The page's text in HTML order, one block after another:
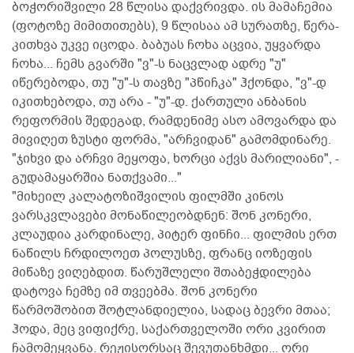
ბოჭორიშვილი 28 წლისა დაქვრივდა. ის მამაჩემია
(ფოტოზე მიმითითებს), 9 წლისაა ამ სურათზე, წერა-
კითხვა უკვე იცოდა. ბაბუას ჩოხა აცვია, უყვარდა
ჩოხა... ჩემს გვარში "ვ"-ს ნაცვლად ადრე "უ"
იწერებოდა, თუ "უ"-ს თავზე "პწიჩკა" ჰქონდა, "ვ"-დ
იკითხებოდა, თუ არა - "უ"-დ. ქართული ანბანის
რეფორმის შედეგად, რამდენიმე ასო ამოვარდა და
მივიღეთ ზუსტი ფორმა, "არჩვიდან" გამომდინარე.
"ჯიხვი და არჩვი მეყოფა, ხორცი აქვს მარილიანი", -
გუდამაყარშია ნათქვამი..."
"მიხეილ კალატოზიშვილის ფილმში კინოს
ვარსკვლავები მონაწილეობდნენ: შონ კონერი,
კლაუდია კარდინალე, პიტერ ფინჩი... ფილმის ერთ
ნაწილს ჩრდილოეთ პოლუსზე, ფრანც იოზეფის
მიწაზე ვიღებდით. წარუშლელი შთაბეჭდილება
დატოვა ჩემზე იმ თვეებმა. შონ კონერი
წარმოშობით შოტლანდიელია, სადაც ბევრი მთაა;
ჰოდა, მეც ვიფიქრე, საქართველოში ორი კვირით
ჩამომეყვანა. რეჟისორსაც შევუთანხმდი... ორი